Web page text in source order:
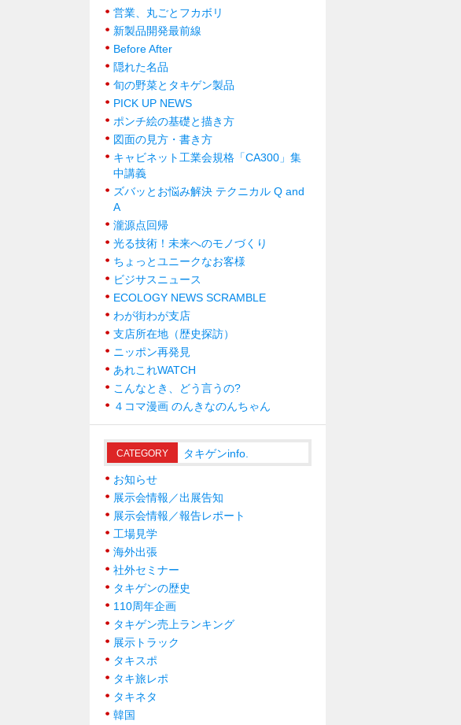
営業、丸ごとフカボリ
新製品開発最前線
Before After
隠れた名品
旬の野菜とタキゲン製品
PICK UP NEWS
ポンチ絵の基礎と描き方
図面の見方・書き方
キャビネット工業会規格「CA300」集
中講義
ズバッとお悩み解決 テクニカル Q and
A
瀧源点回帰
光る技術！未来へのモノづくり
ちょっとユニークなお客様
ビジサスニュース
ECOLOGY NEWS SCRAMBLE
わが街わが支店
支店所在地（歴史探訪）
ニッポン再発見
あれこれWATCH
こんなとき、どう言うの?
４コマ漫画 のんきなのんちゃん
CATEGORY タキゲンinfo.
お知らせ
展示会情報／出展告知
展示会情報／報告レポート
工場見学
海外出張
社外セミナー
タキゲンの歴史
110周年企画
タキゲン売上ランキング
展示トラック
タキスポ
タキ旅レポ
タキネタ
韓国